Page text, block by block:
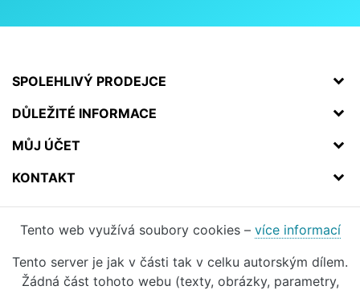
SPOLEHLIVÝ PRODEJCE
DŮLEŽITÉ INFORMACE
MŮJ ÚČET
KONTAKT
Tento web využívá soubory cookies – více informací
Tento server je jak v části tak v celku autorským dílem.
Žádná část tohoto webu (texty, obrázky, parametry,